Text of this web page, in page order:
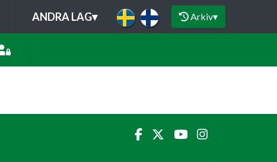
ANDRA LAG▾ Arkiv▾